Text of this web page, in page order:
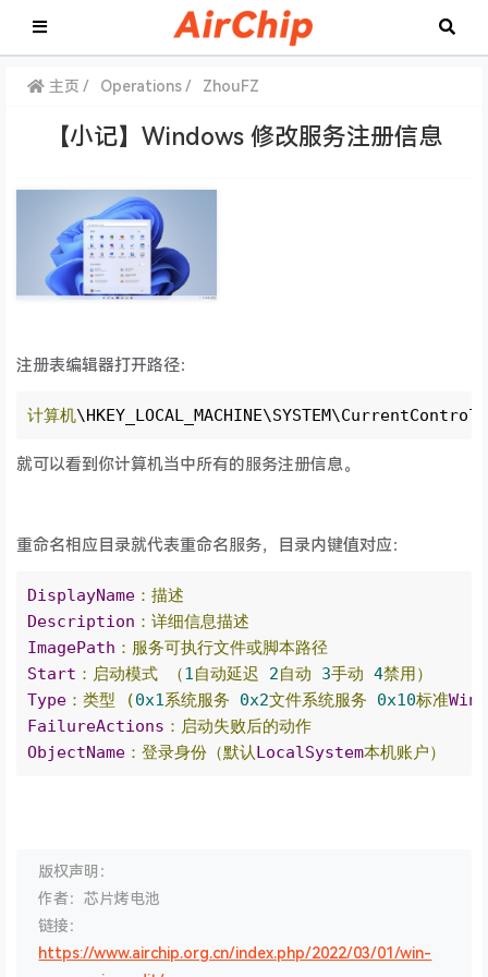
主页 Operations ZhouFZ
【小记】Windows 修改服务注册信息
注册表编辑器打开路径：
计算机
就可以看到你计算机当中所有的服务注册信息。
重命名相应目录就代表重命名服务，目录内键值对应：
DisplayName ：描述
Description ：详细信息描述
ImagePath ：服务可执行文件或脚本路径
Start ：启动模式 （1自动延迟 2自动 3手动 4禁用）
Type ：类型 (0x1系统服务 0x2文件系统服务 0x10标准
FailureActions ：启动失败后的动作
ObjectName ：登录身份（默认LocalSystem本机账户）
版权声明：
作者：芯片烤电池
链接：
https://www.airchip.org.cn/index.php/2022/03/01/win-